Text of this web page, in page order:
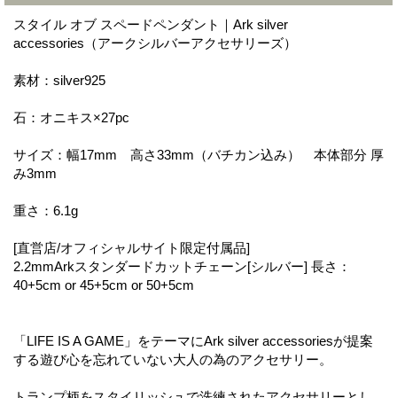
スタイル オブ スペードペンダント｜Ark silver
accessories（アークシルバーアクセサリーズ）
素材：silver925
石：オニキス×27pc
サイズ：幅17mm 高さ33mm（バチカン込み） 本体部分 厚
み3mm
重さ：6.1g
[直営店/オフィシャルサイト限定付属品]
2.2mmArkスタンダードカットチェーン[シルバー] 長さ：
40+5cm or 45+5cm or 50+5cm
「LIFE IS A GAME」をテーマにArk silver accessoriesが提案
する遊び心を忘れていない大人の為のアクセサリー。